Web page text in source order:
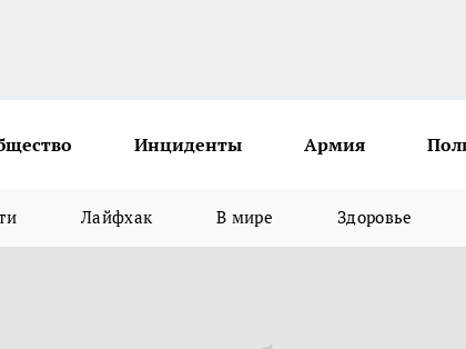
Инциденты Армия
Лайфхак В мире Здоровье